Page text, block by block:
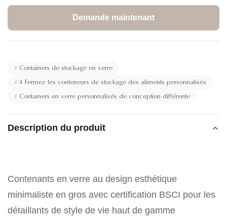
Demande maintenant
# Containers de stockage en verre
# 4 Fermez les conteneurs de stockage des aliments personnalisés
# Containers en verre personnalisés de conception différente
Description du produit
Contenants en verre au design esthétique
minimaliste en gros avec certification BSCI pour les
détaillants de style de vie haut de gamme